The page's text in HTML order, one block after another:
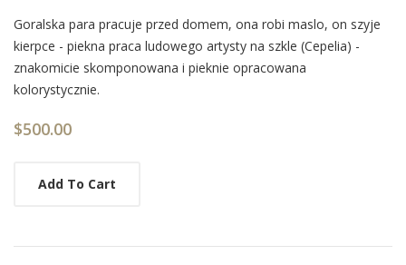
Card
List
Article
Goralska para pracuje przed domem, ona robi maslo, on szyje
kierpce - piekna praca ludowego artysty na szkle (Cepelia) -
znakomicie skomponowana i pieknie opracowana
kolorystycznie.
$500.00
Add To Cart